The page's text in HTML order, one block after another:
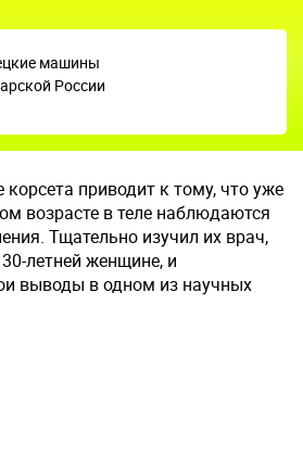
машины
России
приводит к тому, что уже
возрасте в теле наблюдаются
Тщательно изучил их врач,
летней женщине, и
выводы в одном из научных